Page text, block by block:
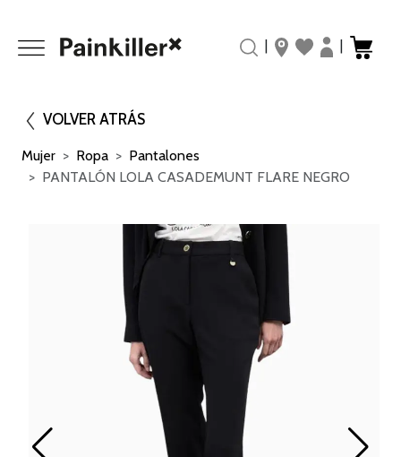
VOLVER ATRÁS
Mujer Ropa
Pantalones
PANTALÓN LOLA CASADEMUNT FLARE NEGRO